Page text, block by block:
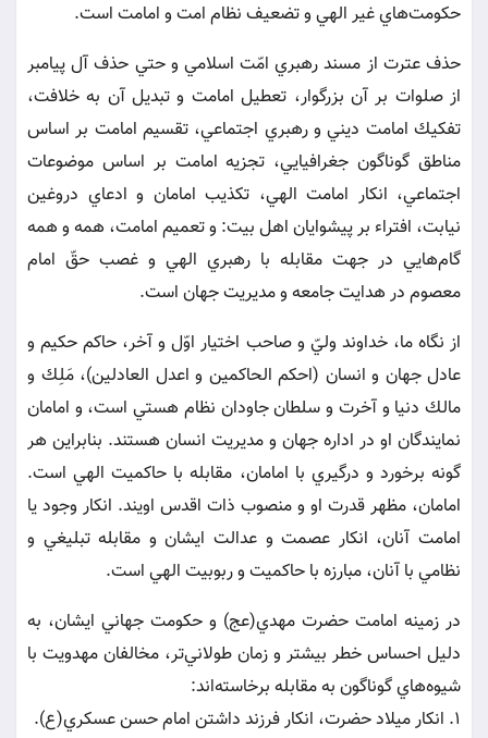
حكومت‌هاي غير الهي و تضعيف نظام امت و امامت است.
حذف عترت از مسند رهبري امّت اسلامي و حتي حذف آل پيامبر
از صلوات بر آن بزرگوار، تعطيل امامت و تبديل آن به خلافت،
تفكيك امامت ديني و رهبري اجتماعي، تقسيم امامت بر اساس
مناطق گوناگون جغرافيايي، تجزيه امامت بر اساس موضوعات
اجتماعي، انكار امامت الهي، تكذيب امامان و ادعاي دروغين
نيابت، افتراء بر پيشوايان اهل بيت: و تعميم امامت، همه و همه
گام‌هايي در جهت مقابله با رهبري الهي و غصب حقّ امام
معصوم در هدايت جامعه و مديريت جهان است.
از نگاه ما، خداوند وليّ و صاحب اختيار اوّل و آخر، حاكم حكيم و
عادل جهان و انسان (احكم الحاكمين و اعدل العادلين)، مَلِك و
مالك دنيا و آخرت و سلطان جاودان نظام هستي است، و امامان
نمايندگان او در اداره جهان و مديريت انسان هستند. بنابراين هر
گونه برخورد و درگيري با امامان، مقابله با حاكميت الهي است.
امامان، مظهر قدرت او و منصوب ذات اقدس اويند. انكار وجود يا
امامت آنان، انكار عصمت و عدالت ايشان و مقابله تبليغي و
نظامي با آنان، مبارزه با حاكميت و ربوبيت الهي است.
در زمينه امامت حضرت مهدي(عج) و حكومت جهاني ايشان، به
دليل احساس خطر بيشتر و زمان طولاني‌تر، مخالفان مهدويت با
شيوه‌هاي گوناگون به مقابله برخاسته‌اند:
1. انكار ميلاد حضرت، انكار فرزند داشتن امام حسن عسكري(ع).